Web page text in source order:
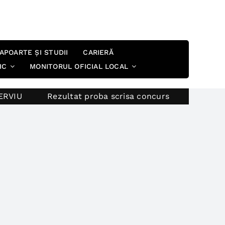
ȘI STUDII
CARIERĂ
MONITORUL OFICIAL LOCAL
Rezultat proba scrisa concurs Proces verbal